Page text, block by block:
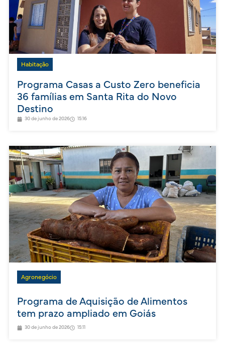
Habitação
Programa Casas a Custo Zero beneficia
36 famílias em Santa Rita do Novo
Destino
30 de junho de 2026 15:16
Agronegócio
Programa de Aquisição de Alimentos
tem prazo ampliado em Goiás
30 de junho de 2026 15:11